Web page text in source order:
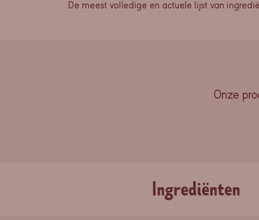
De meest volledige en actuele lijst van
Onze
Ingrediënten